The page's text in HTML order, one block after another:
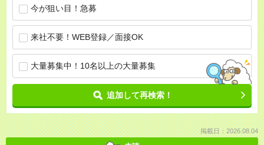
今が狙い目！急募
来社不要！WEB登録／面接OK
大量募集中！10名以上の大量募集
追加して再検索！
掲載日：2026.08.04